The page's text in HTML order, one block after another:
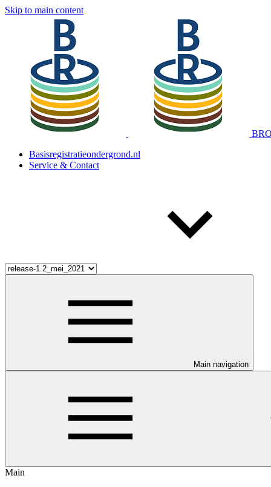
Skip to main content
Basisregistratieondergrond.nl
Service & Contact
Main navigation
Main